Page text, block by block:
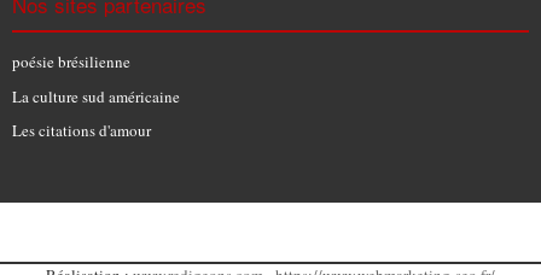
poésie brésilienne
La culture sud américaine
Les citations d'amour